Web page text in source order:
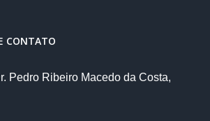
CONTATO
Pedro Ribeiro Macedo da Costa,